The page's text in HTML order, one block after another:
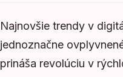
Najnovšie trendy v
jednoznačne
prináša revolúciu v